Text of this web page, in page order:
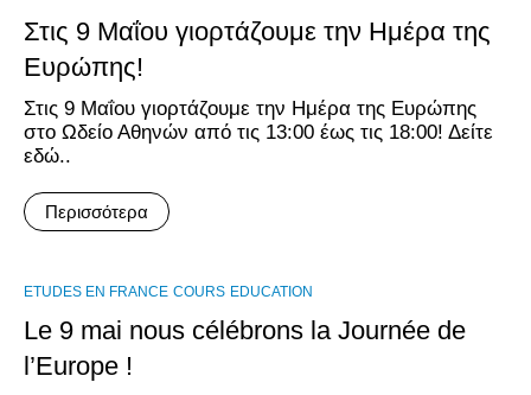
Στις 9 Μαΐου γιορτάζουμε την Ημέρα της
Ευρώπης!
Στις 9 Μαΐου γιορτάζουμε την Ημέρα της Ευρώπης
στο Ωδείο Αθηνών από τις 13:00 έως τις 18:00! Δείτε
εδώ..
Περισσότερα
ΕTUDES EN FRANCE COURS EDUCATION
Le 9 mai nous célébrons la Journée de
l’Europe !